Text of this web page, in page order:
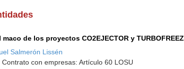
de los proyectos CO2EJECTOR y TURBOFREEZ
Salmerón Lissén
con empresas: Artículo 60 LOSU